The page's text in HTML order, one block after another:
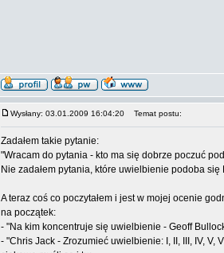
Wysłany: 03.01.2009 16:04:20 Temat postu:
Zadałem takie pytanie:
"Wracam do pytania - kto ma się dobrze poczuć
Nie zadałem pytania, które uwielbienie podoba się
A teraz coś co poczytałem i jest w mojej ocenie
na początek:
- "Na kim koncentruje się uwielbienie - Geoff
- "Chris Jack - Zrozumieć uwielbienie: I, II, III, IV, V,